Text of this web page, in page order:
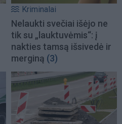
Kriminalai
Nelaukti svečiai išėjo ne
tik su „lauktuvėmis“: į
nakties tamsą išsivedė ir
merginą (3)